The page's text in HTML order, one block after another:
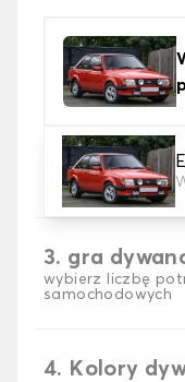
2. Materiał
wybierz materiał
3. gra
wybierz liczbę
samochodowych
4. Kolory